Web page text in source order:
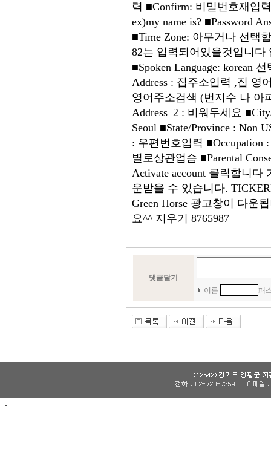
력 ■Confirm: 비밀번호재입
ex)my name is? ■Password
■Time Zone: 아무거나 선택
82는 입력되어있을것입니다
■Spoken Language: korean
Address : 집주소입력 ,집 영
영어주소검색 (번지수 나 아
Address_2 : 비워두세요
Seoul ■State/Province : Non
: 우편번호입력 ■Occupation
별로상관업슴 ■Parental
Activate account 클릭합니다
운받을 수 있습니다.
Green Horse 광고창이 다운
요^^ 지우기 8765987
댓글달기
이름
패
.